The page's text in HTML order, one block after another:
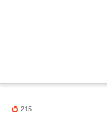
215